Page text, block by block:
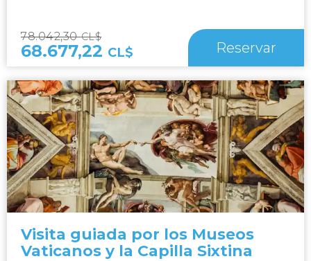
78.042,30CL$
68.677,22 CL$ Reservar
Visita guiada por los Museos
Vaticanos y la Capilla Sixtina